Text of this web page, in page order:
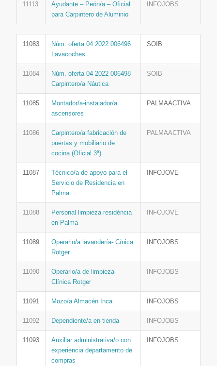
11113
Ayudante – Peón/a – Oficial
para Carpintero de Aluminio
INFOJOBS
11083
Núm. oferta 04 2022 006496
Lavacoches
SOIB
11084
Núm. oferta 04 2022 006498
Carpintero/a Náutica
SOIB
11085
Montador/a-instalador/a
ascensores
PALMAACTIVA
11086
Carpintero/a fabricación de
puertas y mobiliario de
cocina (Oficial 3ª)
PALMAACTIVA
11087
Técnico/a de apoyo para el
Servicio de Residencia en
Palma
INFOJOVE
11088
Personal limpieza residència
en Palma
INFOJOVE
11089
Operario/a lavandería- Cínica
Rotger
INFOJOBS
11090
Operario/a de limpieza-
Clínica Rotger
INFOJOBS
11091 Mozo/a Almacén Inca INFOJOBS
11092 Dependiente/a en tienda INFOJOBS
11093
Auxiliar administrativa/o con
experiencia departamento de
compras
INFOJOBS